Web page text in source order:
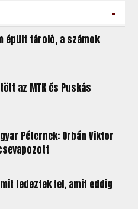
-
épült tároló, a számok
az MTK és Puskás
Péternek: Orbán Viktor
fedeztek fel, amit eddig